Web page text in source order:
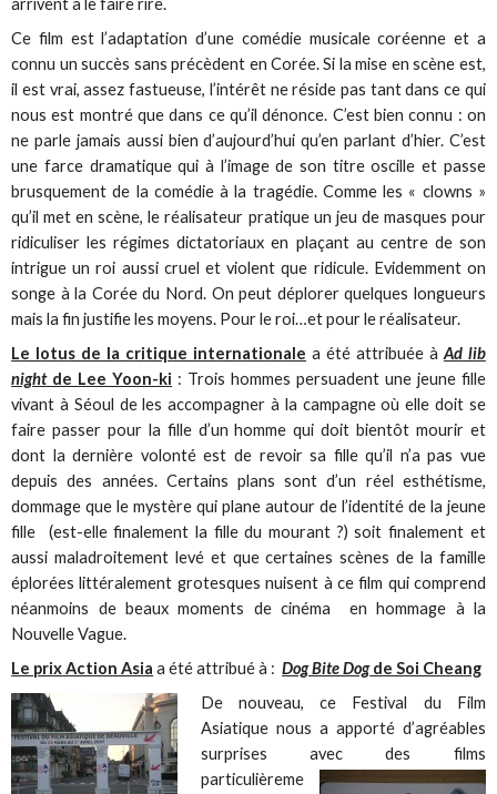
arrivent à le faire rire.
Ce film est l’adaptation d’une comédie musicale coréenne et a
connu un succès sans précèdent en Corée. Si la mise en scène est,
il est vrai, assez fastueuse, l’intérêt ne réside pas tant dans ce qui
nous est montré que dans ce qu’il dénonce. C’est bien connu : on
ne parle jamais aussi bien d’aujourd’hui qu’en parlant d’hier. C’est
une farce dramatique qui à l’image de son titre oscille et passe
brusquement de la comédie à la tragédie. Comme les « clowns »
qu’il met en scène, le réalisateur pratique un jeu de masques pour
ridiculiser les régimes dictatoriaux en plaçant au centre de son
intrigue un roi aussi cruel et violent que ridicule. Evidemment on
songe à la Corée du Nord. On peut déplorer quelques longueurs
mais la fin justifie les moyens. Pour le roi…et pour le réalisateur.
Le lotus de la critique internationale a été attribuée à Ad lib
nightde Lee Yoon-ki : Trois hommes persuadent une jeune fille
vivant à Séoul de les accompagner à la campagne où elle doit se
faire passer pour la fille d’un homme qui doit bientôt mourir et
dont la dernière volonté est de revoir sa fille qu’il n’a pas vue
depuis des années. Certains plans sont d’un réel esthétisme,
dommage que le mystère qui plane autour de l’identité de la jeune
fille (est-elle finalement la fille du mourant ?) soit finalement et
aussi maladroitement levé et que certaines scènes de la famille
éplorées littéralement grotesques nuisent à ce film qui comprend
néanmoins de beaux moments de cinéma en hommage à la
Nouvelle Vague.
Le prix Action Asia a été attribué à :Dog Bite Dogde Soi Cheang
De nouveau, ce Festival du Film
Asiatique nous a apporté d’agréables
surprises avec des films
particulièreme